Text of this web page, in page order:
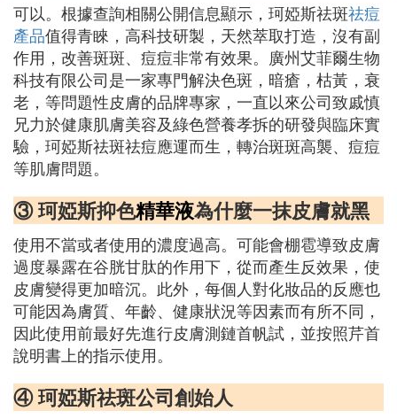
可以。根據查詢相關公開信息顯示，珂婭斯祛斑祛痘
產品值得青睞，高科技研製，天然萃取打造，沒有副
作用，改善斑斑、痘痘非常有效果。廣州艾菲爾生物
科技有限公司是一家專門解決色斑，暗瘡，枯黃，衰
老，等問題性皮膚的品牌專家，一直以來公司致戚慎
兄力於健康肌膚美容及綠色營養孝拆的研發與臨床實
驗，珂婭斯祛斑祛痘應運而生，轉治斑斑高襲、痘痘
等肌膚問題。
③ 珂婭斯抑色精華液為什麼一抹皮膚就黑
使用不當或者使用的濃度過高。可能會棚雹導致皮膚
過度暴露在谷胱甘肽的作用下，從而產生反效果，使
皮膚變得更加暗沉。此外，每個人對化妝品的反應也
可能因為膚質、年齡、健康狀況等因素而有所不同，
因此使用前最好先進行皮膚測鏈首帆試，並按照芹首
說明書上的指示使用。
④ 珂婭斯祛斑公司創始人